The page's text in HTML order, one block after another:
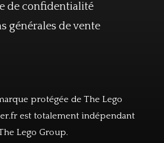
de confidentialité
générales de vente
protégée de The Lego
est totalement indépendant
Lego Group.